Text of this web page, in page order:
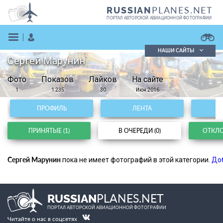
RUSSIANPLANES.NET
ПОРТАЛ АВТОРСКОЙ АВИАЦИОННОЙ ФОТОГРАФИИ
ЗАРЕГИСТРИРОВАТЬСЯ
Поиск фотографий
Поиск в реестре
Кратко
Подробно
НАШИ САЙТЫ
Сергей Марунин
Фото
1
Показов
1 235
Лайков
30
На сайте
Июн 2016
ПРОФИЛЬ ЛЕНТА
ПРИНЯТЫЕ (1) В ОЧЕРЕДИ (0)
Сергей Марунинпока не имеет фотографий в этой категории.
RUSSIANPLANES.NET
ПОРТАЛ АВТОРСКОЙ АВИАЦИОННОЙ ФОТОГРАФИИ
Читайте о нас в соцсетях